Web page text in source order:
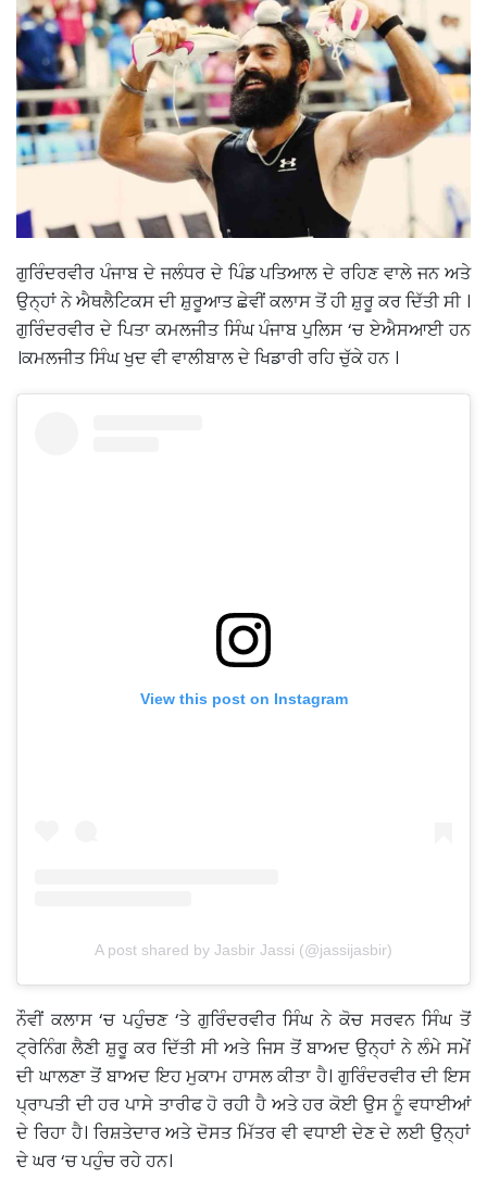
ਗੁਰਿੰਦਰਵੀਰ ਪੰਜਾਬ ਦੇ ਜਲੰਧਰ ਦੇ ਪਿੰਡ ਪਤਿਆਲ ਦੇ ਰਹਿਣ ਵਾਲੇ ਜਨ ਅਤੇ
ਉਨ੍ਹਾਂ ਨੇ ਐਥਲੈਟਿਕਸ ਦੀ ਸ਼ੁਰੂਆਤ ਛੇਵੀਂ ਕਲਾਸ ਤੋਂ ਹੀ ਸ਼ੁਰੂ ਕਰ ਦਿੱਤੀ ਸੀ ।
ਗੁਰਿੰਦਰਵੀਰ ਦੇ ਪਿਤਾ ਕਮਲਜੀਤ ਸਿੰਘ ਪੰਜਾਬ ਪੁਲਿਸ ‘ਚ ਏਐਸਆਈ ਹਨ
।ਕਮਲਜੀਤ ਸਿੰਘ ਖੁਦ ਵੀ ਵਾਲੀਬਾਲ ਦੇ ਖਿਡਾਰੀ ਰਹਿ ਚੁੱਕੇ ਹਨ ।
View this post on Instagram
A post shared by Jasbir Jassi (@jassijasbir)
ਨੌਵੀਂ ਕਲਾਸ ‘ਚ ਪਹੁੰਚਣ ‘ਤੇ ਗੁਰਿੰਦਰਵੀਰ ਸਿੰਘ ਨੇ ਕੋਚ ਸਰਵਨ ਸਿੰਘ ਤੋਂ
ਟ੍ਰੇਨਿੰਗ ਲੈਣੀ ਸ਼ੁਰੂ ਕਰ ਦਿੱਤੀ ਸੀ ਅਤੇ ਜਿਸ ਤੋਂ ਬਾਅਦ ਉਨ੍ਹਾਂ ਨੇ ਲੰਮੇ ਸਮੇਂ
ਦੀ ਘਾਲਣਾ ਤੋਂ ਬਾਅਦ ਇਹ ਮੁਕਾਮ ਹਾਸਲ ਕੀਤਾ ਹੈ। ਗੁਰਿੰਦਰਵੀਰ ਦੀ ਇਸ
ਪ੍ਰਾਪਤੀ ਦੀ ਹਰ ਪਾਸੇ ਤਾਰੀਫ ਹੋ ਰਹੀ ਹੈ ਅਤੇ ਹਰ ਕੋਈ ਉਸ ਨੂੰ ਵਧਾਈਆਂ
ਦੇ ਰਿਹਾ ਹੈ। ਰਿਸ਼ਤੇਦਾਰ ਅਤੇ ਦੋਸਤ ਮਿੱਤਰ ਵੀ ਵਧਾਈ ਦੇਣ ਦੇ ਲਈ ਉਨ੍ਹਾਂ
ਦੇ ਘਰ ‘ਚ ਪਹੁੰਚ ਰਹੇ ਹਨ।